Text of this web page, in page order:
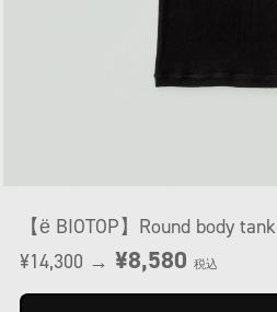
【ё BIOTOP】Round body tank
¥14,300 → ¥8,580 税込